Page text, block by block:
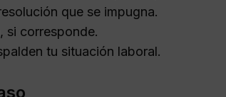
que se impugna.
si corresponde.
tu situación laboral.